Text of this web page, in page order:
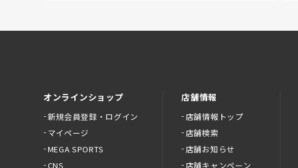
オンラインショップ
新規会員登録・ログイン
マイページ
MEGA SPORTS
CNS
店舗情報
店舗情報トップ
店舗検索
店舗お知らせ
店舗キャンペーン